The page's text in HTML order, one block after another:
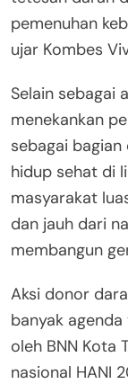
pemenuhan
ujar Kombes
​Selain sebagai
menekankan
sebagai
hidup sehat di
masyarakat
dan jauh dari
membangun
​Aksi donor
banyak
oleh BNN Kota
nasional HANI